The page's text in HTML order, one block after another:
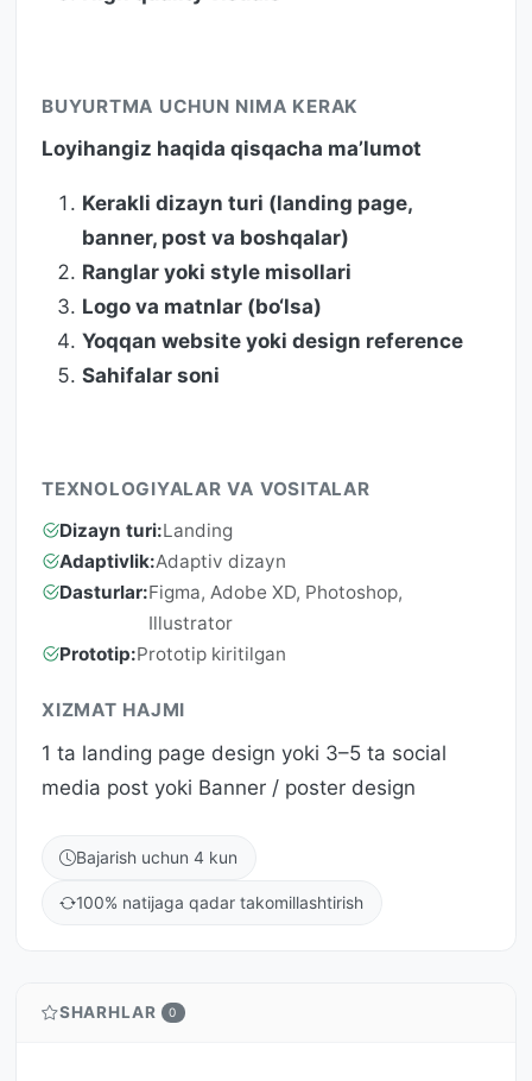
BUYURTMA UCHUN NIMA KERAK
Loyihangiz haqida qisqacha ma’lumot
Kerakli dizayn turi (landing page,
banner, post va boshqalar)
Ranglar yoki style misollari
Logo va matnlar (bo‘lsa)
Yoqqan website yoki design reference
Sahifalar soni
TEXNOLOGIYALAR VA VOSITALAR
Dizayn turi:Landing
Adaptivlik:Adaptiv dizayn
Dasturlar:Figma, Adobe XD, Photoshop,
Illustrator
Prototip:Prototip kiritilgan
XIZMAT HAJMI
1 ta landing page design yoki 3–5 ta social
media post yoki Banner / poster design
Bajarish uchun 4 kun
100% natijaga qadar takomillashtirish
SHARHLAR 0